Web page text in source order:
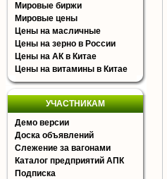
Мировые биржи
Мировые цены
Цены на масличные
Цены на зерно в России
Цены на АК в Китае
Цены на витамины в Китае
УЧАСТНИКАМ
Демо версии
Доска объявлений
Слежение за вагонами
Каталог предприятий АПК
Подписка